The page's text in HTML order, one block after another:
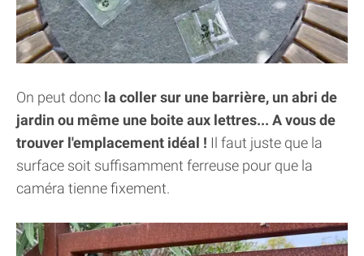
On peut donc la coller sur une barrière, un abri de
jardin ou même une boite aux lettres... A vous de
trouver l'emplacement idéal ! Il faut juste que la
surface soit suffisamment ferreuse pour que la
caméra tienne fixement.